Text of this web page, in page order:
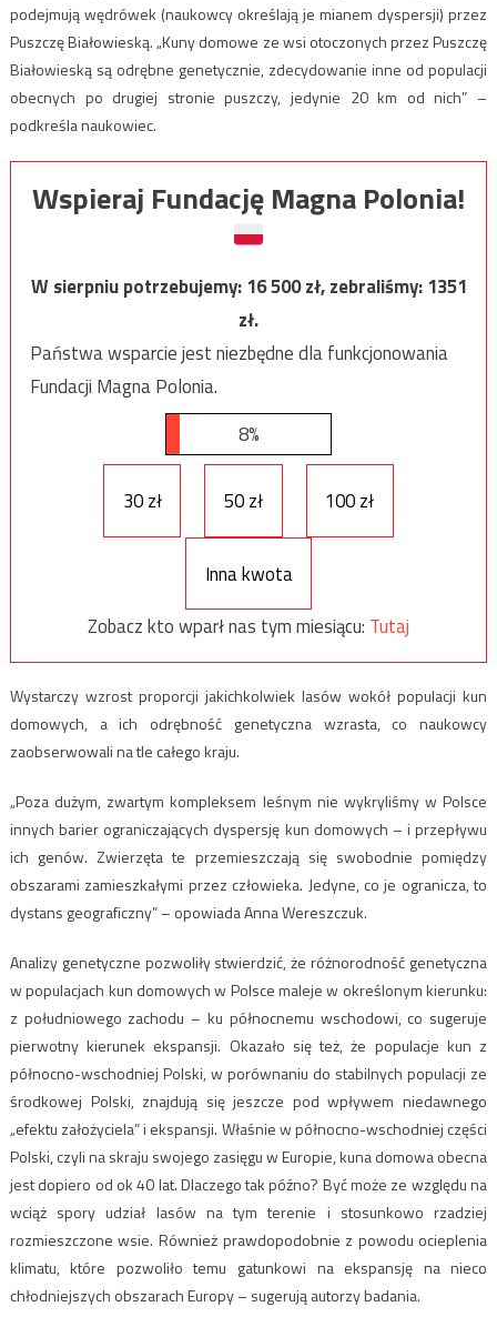
podejmują wędrówek (naukowcy określają je mianem dyspersji) przez
Puszczę Białowieską. „Kuny domowe ze wsi otoczonych przez Puszczę
Białowieską są odrębne genetycznie, zdecydowanie inne od populacji
obecnych po drugiej stronie puszczy, jedynie 20 km od nich” –
podkreśla naukowiec.
Wspieraj Fundację Magna Polonia!
W sierpniu potrzebujemy:16 500zł, zebraliśmy:1351
zł.
Państwa wsparcie jest niezbędne dla funkcjonowania
Fundacji Magna Polonia.
8%
30 zł 50 zł 100 zł
Inna kwota
Zobacz kto wparł nas tym miesiącu: Tutaj
Wystarczy wzrost proporcji jakichkolwiek lasów wokół populacji kun
domowych, a ich odrębność genetyczna wzrasta, co naukowcy
zaobserwowali na tle całego kraju.
„Poza dużym, zwartym kompleksem leśnym nie wykryliśmy w Polsce
innych barier ograniczających dyspersję kun domowych – i przepływu
ich genów. Zwierzęta te przemieszczają się swobodnie pomiędzy
obszarami zamieszkałymi przez człowieka. Jedyne, co je ogranicza, to
dystans geograficzny” – opowiada Anna Wereszczuk.
Analizy genetyczne pozwoliły stwierdzić, że różnorodność genetyczna
w populacjach kun domowych w Polsce maleje w określonym kierunku:
z południowego zachodu – ku północnemu wschodowi, co sugeruje
pierwotny kierunek ekspansji. Okazało się też, że populacje kun z
północno-wschodniej Polski, w porównaniu do stabilnych populacji ze
środkowej Polski, znajdują się jeszcze pod wpływem niedawnego
„efektu założyciela” i ekspansji. Właśnie w północno-wschodniej części
Polski, czyli na skraju swojego zasięgu w Europie, kuna domowa obecna
jest dopiero od ok 40 lat. Dlaczego tak późno? Być może ze względu na
wciąż spory udział lasów na tym terenie i stosunkowo rzadziej
rozmieszczone wsie. Również prawdopodobnie z powodu ocieplenia
klimatu, które pozwoliło temu gatunkowi na ekspansję na nieco
chłodniejszych obszarach Europy – sugerują autorzy badania.